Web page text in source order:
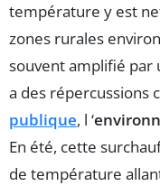
température y est
zones rurales
souvent amplifié par
a des répercussions
publique, l ‘
En été, cette
de température